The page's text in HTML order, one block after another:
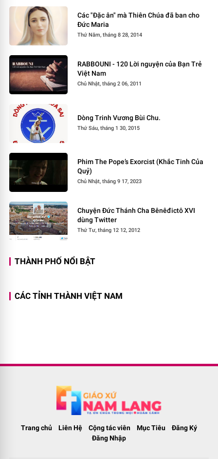
Các "Đặc ân" mà Thiên Chúa đã ban cho
Đức Maria
Thứ Năm, tháng 8 28, 2014
RABBOUNI - 120 Lời nguyện của Bạn Trẻ
Việt Nam
Chủ Nhật, tháng 2 06, 2011
Dòng Trinh Vương Bùi Chu.
Thứ Sáu, tháng 1 30, 2015
Phim The Pope’s Exorcist (Khắc Tinh Của
Quỷ)
Chủ Nhật, tháng 9 17, 2023
Chuyện Đức Thánh Cha Bênêđictô XVI
dùng Twitter
Thứ Tư, tháng 12 12, 2012
THÀNH PHỐ NỔI BẬT
CÁC TỈNH THÀNH VIỆT NAM
Trang chủ Liên Hệ Cộng tác viên Mục Tiêu
Đăng Ký
Đăng Nhập